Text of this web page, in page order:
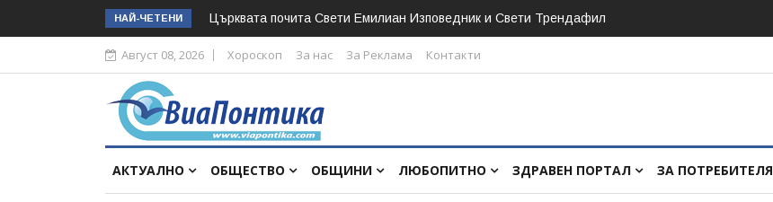
НАЙ-ЧЕТЕНИ Църквата почита Свeти Емилиан Изповедник и Свети Трендафил
Август 08, 2026 Хороскоп За нас За Реклама Контакти
АКТУАЛНО ОБЩЕСТВО ОБЩИНИ ЛЮБОПИТНО ЗДРАВЕН ПОРТАЛ ЗА ПОТРЕБИТЕЛЯ